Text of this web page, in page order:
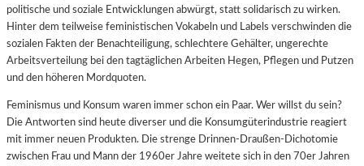
politische und soziale Entwicklungen abwürgt, statt solidarisch zu wirken.
Hinter dem teilweise feministischen Vokabeln und Labels verschwinden die
sozialen Fakten der Benachteiligung, schlechtere Gehälter, ungerechte
Arbeitsverteilung bei den tagtäglichen Arbeiten Hegen, Pflegen und Putzen
und den höheren Mordquoten.
Feminismus und Konsum waren immer schon ein Paar. Wer willst du sein?
Die Antworten sind heute diverser und die Konsumgüterindustrie reagiert
mit immer neuen Produkten. Die strenge Drinnen-Draußen-Dichotomie
zwischen Frau und Mann der 1960er Jahre weitete sich in den 70er Jahren